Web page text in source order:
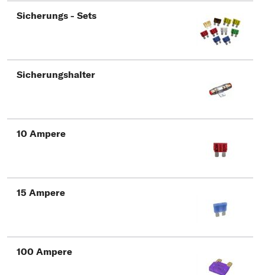
Sicherungs - Sets
Sicherungshalter
10 Ampere
15 Ampere
100 Ampere